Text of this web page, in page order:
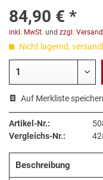
84,90 € *
inkl. MwSt. und zzgl.
Nicht lagernd,
Auf Merkliste
Artikel-Nr.:
Vergleichs-Nr.:
Beschreibung